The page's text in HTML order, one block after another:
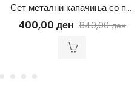
Сет метални капачиња со привезок
400,00 ден 840,00ден